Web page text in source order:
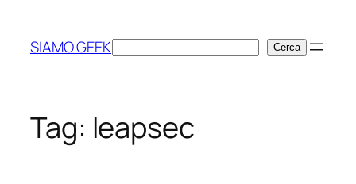
contenuto
SIAMO GEEKCerca Cerca
Tag: leapsec